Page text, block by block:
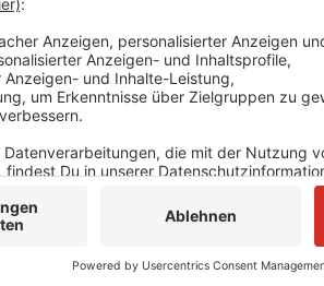
Anzeige